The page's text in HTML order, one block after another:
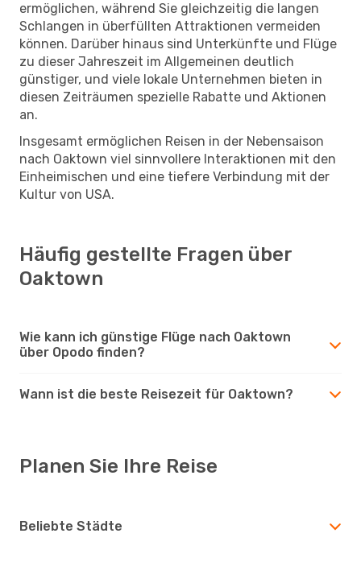
ermöglichen, während Sie gleichzeitig die langen
Schlangen in überfüllten Attraktionen vermeiden
können. Darüber hinaus sind Unterkünfte und Flüge
zu dieser Jahreszeit im Allgemeinen deutlich
günstiger, und viele lokale Unternehmen bieten in
diesen Zeiträumen spezielle Rabatte und Aktionen
an.
Insgesamt ermöglichen Reisen in der Nebensaison
nach Oaktown viel sinnvollere Interaktionen mit den
Einheimischen und eine tiefere Verbindung mit der
Kultur von USA.
Häufig gestellte Fragen über
Oaktown
Wie kann ich günstige Flüge nach Oaktown
über Opodo finden?
Wann ist die beste Reisezeit für Oaktown?
Planen Sie Ihre Reise
Beliebte Städte